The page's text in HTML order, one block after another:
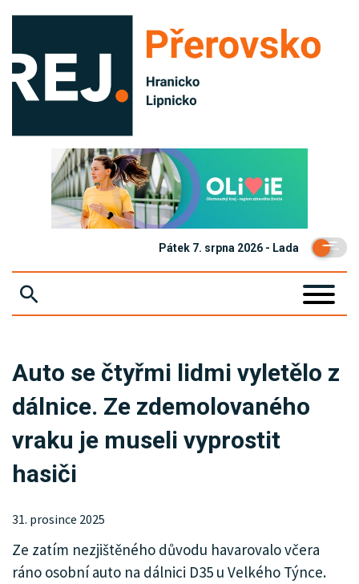
Pátek 7. srpna 2026 - Lada
KRIMI
SPORT
KULTURA
SPOLEČNOST
INZERCE
Auto se čtyřmi lidmi vyletělo z
dálnice. Ze zdemolovaného
vraku je museli vyprostit
hasiči
31. prosince 2025
Ze zatím nezjištěného důvodu havarovalo včera
ráno osobní auto na dálnici D35 u Velkého Týnce.